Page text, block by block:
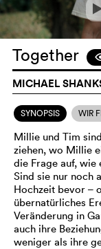
Together
MICHAEL
SYNOPSIS WIR
Millie und Tim
ziehen, wo Millie
die Frage auf, wie
Sind sie nur noch
Hochzeit bevor –
übernatürliches
Veränderung in
auch ihre
weniger als ihre